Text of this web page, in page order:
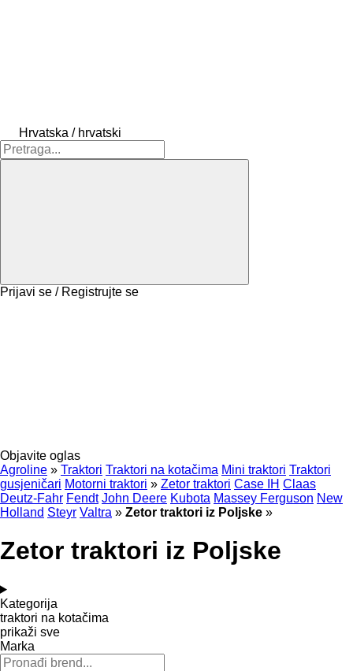
Hrvatska / hrvatski
Prijavi se / Registrujte se
Objavite oglas
Agroline » Traktori Traktori na kotačima Mini traktori Traktori
gusjeničari Motorni traktori » Zetor traktori Case IH Claas
Deutz-Fahr Fendt John Deere Kubota Massey Ferguson New
Holland Steyr Valtra » Zetor traktori iz Poljske »
Zetor traktori iz Poljske
Kategorija
traktori na kotačima
prikaži sve
Marka